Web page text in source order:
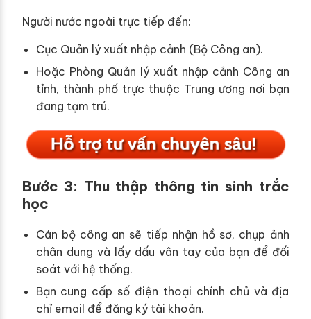
Người nước ngoài trực tiếp đến:
Cục Quản lý xuất nhập cảnh (Bộ Công an).
Hoặc Phòng Quản lý xuất nhập cảnh Công an
tỉnh, thành phố trực thuộc Trung ương nơi bạn
đang tạm trú.
Bước 3: Thu thập thông tin sinh trắc
học
Cán bộ công an sẽ tiếp nhận hồ sơ, chụp ảnh
chân dung và lấy dấu vân tay của bạn để đối
soát với hệ thống.
Bạn cung cấp số điện thoại chính chủ và địa
chỉ email để đăng ký tài khoản.